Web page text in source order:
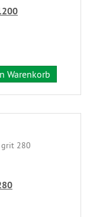
Warenkorb